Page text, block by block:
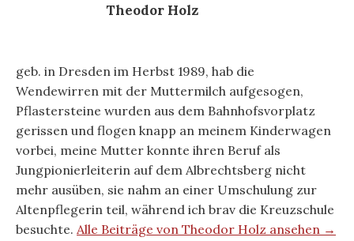
Theodor Holz
geb. in Dresden im Herbst 1989, hab die
Wendewirren mit der Muttermilch aufgesogen,
Pflastersteine wurden aus dem Bahnhofsvorplatz
gerissen und flogen knapp an meinem Kinderwagen
vorbei, meine Mutter konnte ihren Beruf als
Jungpionierleiterin auf dem Albrechtsberg nicht
mehr ausüben, sie nahm an einer Umschulung zur
Altenpflegerin teil, während ich brav die Kreuzschule
besuchte. Alle Beiträge von Theodor Holz ansehen →